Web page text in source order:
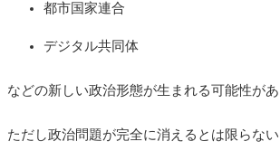
都市国家連合
デジタル共同体
などの新しい政治形態が生まれる可能性があ
ただし政治問題が完全に消えるとは限らな